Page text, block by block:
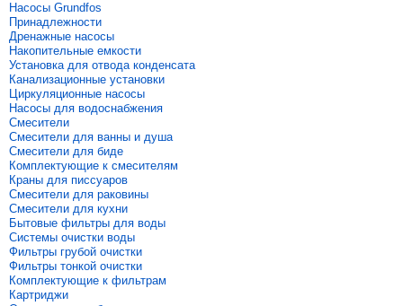
Насосы Grundfos
Принадлежности
Дренажные насосы
Накопительные емкости
Установка для отвода конденсата
Канализационные установки
Циркуляционные насосы
Насосы для водоснабжения
Смесители
Смесители для ванны и душа
Смесители для биде
Комплектующие к смесителям
Краны для писсуаров
Смесители для раковины
Смесители для кухни
Бытовые фильтры для воды
Системы очистки воды
Фильтры грубой очистки
Фильтры тонкой очистки
Комплектующие к фильтрам
Картриджи